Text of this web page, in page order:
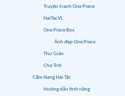
Truyện tranh One Piece
HaiTacVL
One Piece Box
Ảnh đẹp One Piece
Thư Giãn
Chợ Trời
Cẩm Nang Hải Tặc
Hướng dẫn tính năng